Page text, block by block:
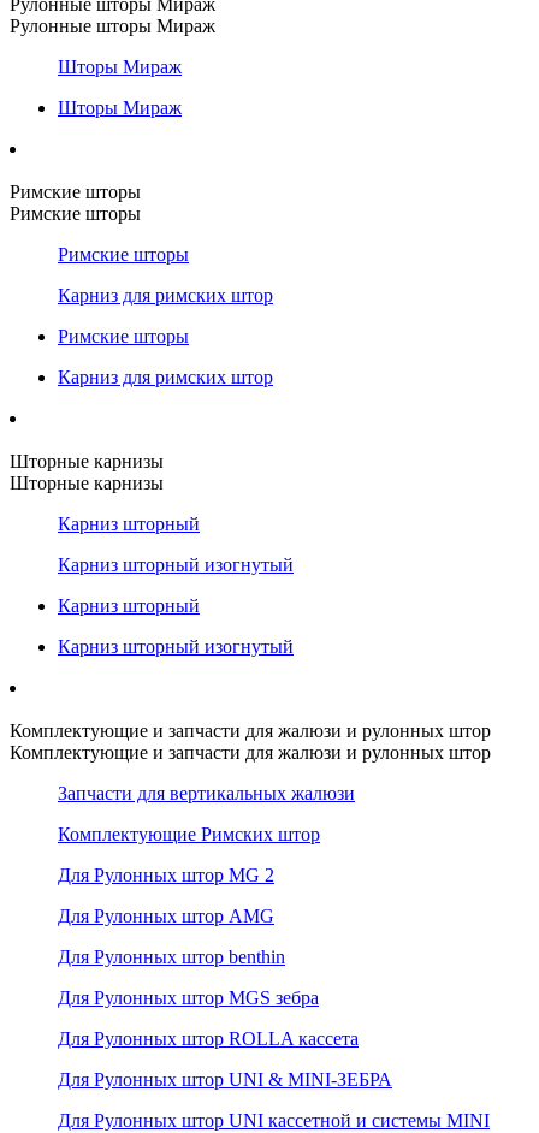
Рулонные шторы Мираж
Шторы Мираж
Шторы Мираж
Римские шторы
Римские шторы
Римские шторы
Карниз для римских штор
Римские шторы
Карниз для римских штор
Шторные карнизы
Шторные карнизы
Карниз шторный
Карниз шторный изогнутый
Карниз шторный
Карниз шторный изогнутый
Комплектующие и запчасти для жалюзи и рулонных штор
Комплектующие и запчасти для жалюзи и рулонных штор
Запчасти для вертикальных жалюзи
Комплектующие Римских штор
Для Рулонных штор MG 2
Для Рулонных штор AMG
Для Рулонных штор benthin
Для Рулонных штор MGS зебра
Для Рулонных штор ROLLA кассета
Для Рулонных штор UNI & MINI-ЗЕБРА
Для Рулонных штор UNI кассетной и системы MINI